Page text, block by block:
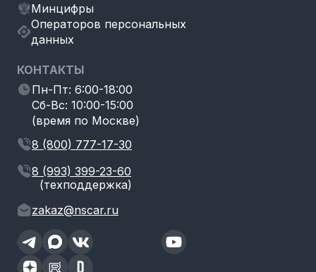
Минцифры
Операторов персональных
данных
КОНТАКТЫ
Пн-Пт: 6:00-18:00
Сб-Вс: 10:00-15:00
(время по Москве)
8 (800) 777-17-30
8 (993) 399-23-60
(техподдержка)
zakaz@nscar.ru